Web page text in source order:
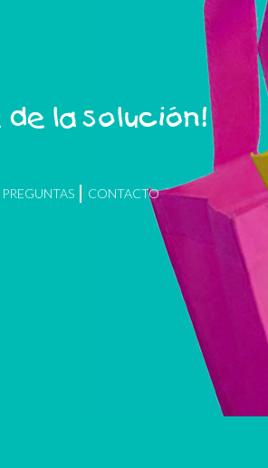
de la solución!
PREGUNTAS CONTACTO